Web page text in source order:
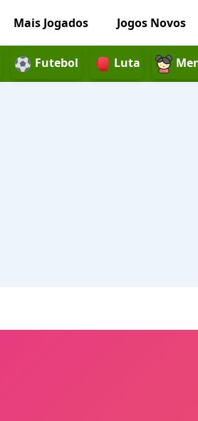
Mais Jogados Jogos Novos
Futebol Luta